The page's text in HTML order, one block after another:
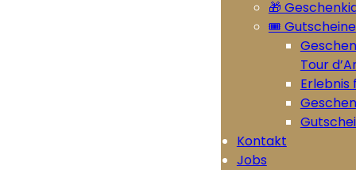
🎁
🎟️ Gutscheine
Tour
Erlebnis
Kontakt
Jobs